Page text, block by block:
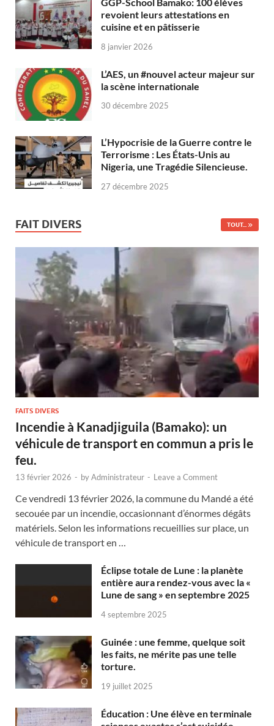
revoient leurs attestations en
cuisine et en pâtisserie
8 janvier 2026
L’AES, un #nouvel acteur majeur sur
la scène internationale
30 décembre 2025
L’Hypocrisie de la Guerre contre le
Terrorisme : Les États-Unis au
Nigeria, une Tragédie Silencieuse.
27 décembre 2025
FAIT DIVERS TOUT...
FAITS DIVERS
Incendie à Kanadjiguila (Bamako): un
véhicule de transport en commun a pris le
feu.
13 février 2026 - byAdministrateur - Leave a Comment
Ce vendredi 13 février 2026, la commune du Mandé a été
secouée par un incendie, occasionnant d’énormes dégâts
matériels. Selon les informations recueillies sur place, un
véhicule de transport en …
Éclipse totale de Lune : la planète
entière aura rendez-vous avec la «
Lune de sang » en septembre 2025
4 septembre 2025
Guinée : une femme, quelque soit
les faits, ne mérite pas une telle
torture.
19 juillet 2025
Éducation : Une élève en terminale